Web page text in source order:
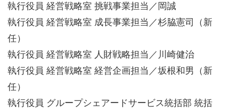
執行役員 経営戦略室 挑戦事業担当／岡誠
執行役員 経営戦略室 成長事業担当／杉脇憲司（新
任）
執行役員 経営戦略室 人財戦略担当／川崎健治
執行役員 経営戦略室 経営企画担当／坂根和男（新
任）
執行役員 グループシェアードサービス統括部 統括